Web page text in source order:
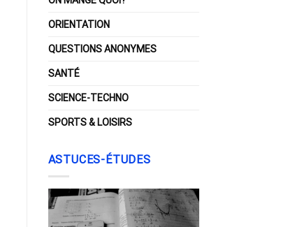
ORIENTATION
QUESTIONS ANONYMES
SANTÉ
SCIENCE-TECHNO
SPORTS & LOISIRS
ASTUCES-ÉTUDES